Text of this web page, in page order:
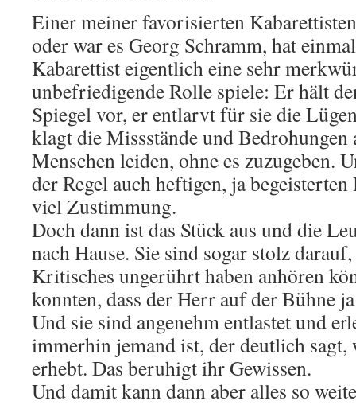
Einer meiner favorisierten
oder war es Georg Schramm, hat
Kabarettist eigentlich eine sehr
unbefriedigende Rolle spiele: Er hält
Spiegel vor, er entlarvt für sie die
klagt die Missstände und Bedrohungen
Menschen leiden, ohne es zuzugeben.
der Regel auch heftigen, ja
viel Zustimmung.
Doch dann ist das Stück aus und die
nach Hause. Sie sind sogar stolz
Kritisches ungerührt haben anhören
konnten, dass der Herr auf der Bühne
Und sie sind angenehm entlastet und
immerhin jemand ist, der deutlich sagt,
erhebt. Das beruhigt ihr
Und damit kann dann aber alles so